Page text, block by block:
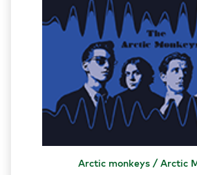
Arctic monkeys / Arctic